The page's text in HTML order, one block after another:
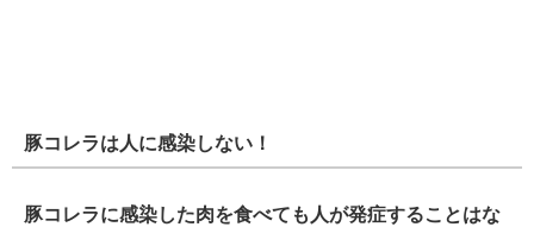
豚コレラは人に感染しない！
豚コレラに感染した肉を食べても人が発症することはな